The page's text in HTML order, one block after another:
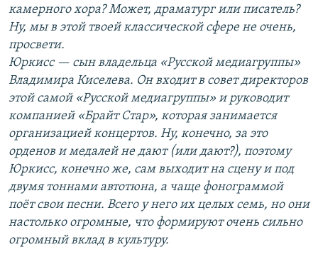
камерного хора? Может, драматург или писатель?
Ну, мы в этой твоей классической сфере не очень,
просвети.
Юркисс — сын владельца «Русской медиагруппы»
Владимира Киселева. Он входит в совет директоров
этой самой «Русской медиагруппы» и руководит
компанией «Брайт Стар», которая занимается
организацией концертов. Ну, конечно, за это
орденов и медалей не дают (или дают?), поэтому
Юркисс, конечно же, сам выходит на сцену и под
двумя тоннами автотюна, а чаще фонограммой
поёт свои песни. Всего у него их целых семь, но они
настолько огромные, что формируют очень сильно
огромный вклад в культуру.